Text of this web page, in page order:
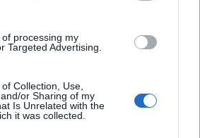
processing my
Targeted Advertising.
Collection, Use,
or Sharing of my
Is Unrelated with the
it was collected.
VERSIONE CLASSICA
in questo portale è di nostra proprietà.
presenti su "Juventus Magazine" sono in parte giunti
nostra attenzione attraverso regolari comunicati